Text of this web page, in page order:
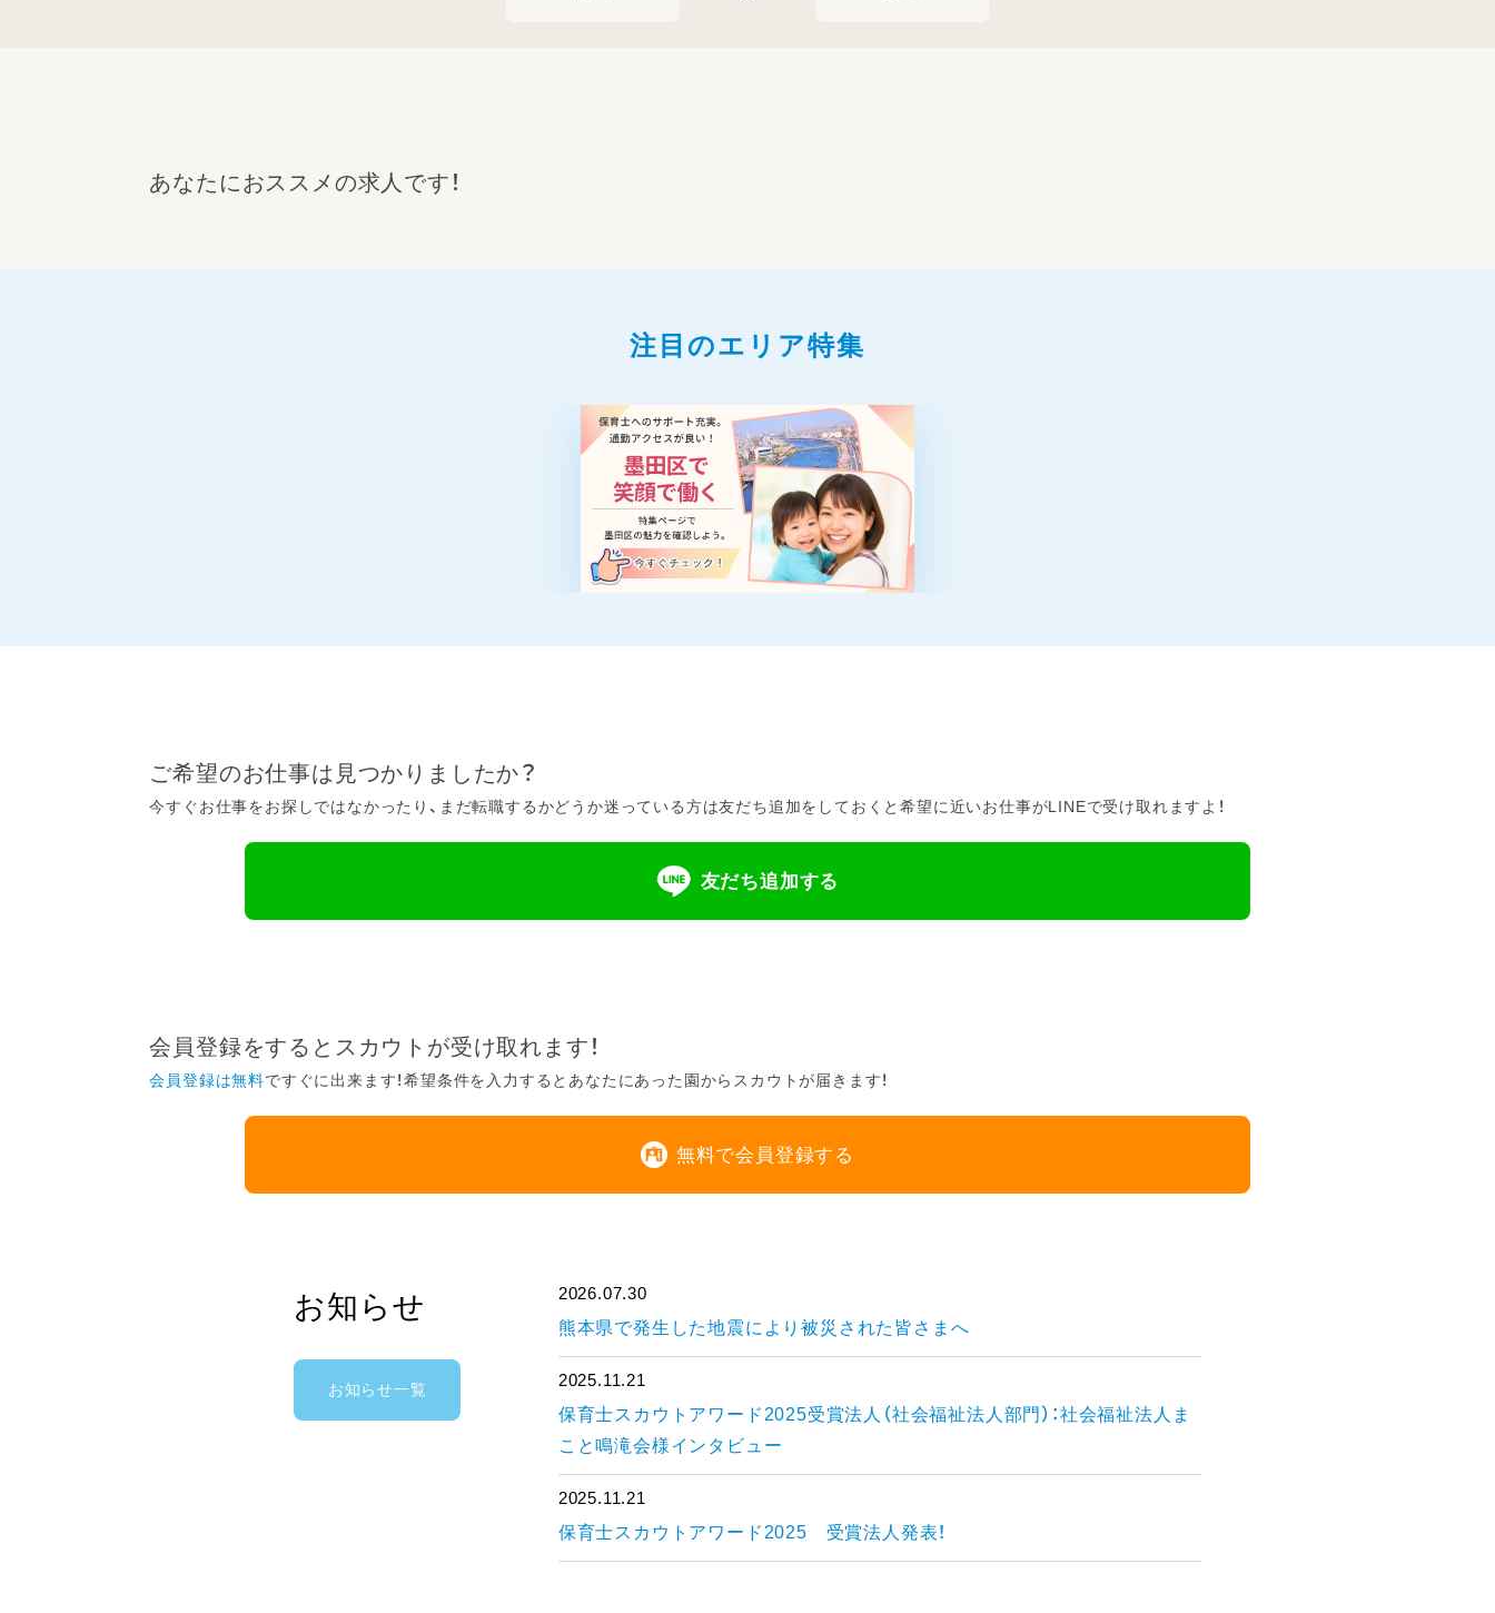
あなたにおススメの求人です！
注目のエリア特集
ご希望のお仕事は見つかりましたか？
今すぐお仕事をお探しではなかったり、まだ転職するかどうか迷っている方は友だち追加をしておくと希望に近いお仕事がLINEで受け取れますよ！
友だち追加する
会員登録をするとスカウトが受け取れます！
会員登録は無料ですぐに出来ます！希望条件を入力するとあなたにあった園からスカウトが届きます！
無料で会員登録する
お知らせ
お知らせ一覧
2026.07.30
熊本県で発生した地震により被災された皆さまへ
2025.11.21
保育士スカウトアワード2025受賞法人（社会福祉法人部門）：社会福祉法人ま
こと鳴滝会様インタビュー
2025.11.21
保育士スカウトアワード2025 受賞法人発表！